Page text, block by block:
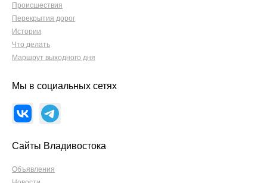
Происшествия
Перекрытия дорог
Истории
Что делать
Маршрут выходного дня
Мы в социальных сетях
Сайты Владивостока
Объявления